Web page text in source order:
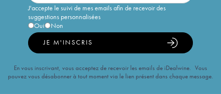
J'accepte le suivi de mes emails afin de recevoir des
suggestions personnalisées
Oui
Non
JE M'INSCRIS
En vous inscrivant, vous acceptez de recevoir les emails de iDealwine. Vous
pouvez vous désabonner à tout moment via le lien présent dans chaque message.